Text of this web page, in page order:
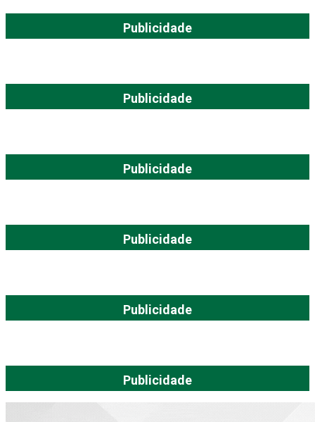
Publicidade
Publicidade
Publicidade
Publicidade
Publicidade
Publicidade